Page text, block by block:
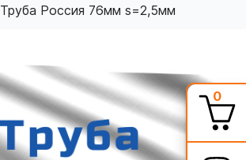
Труба Россия 76мм s=2,5мм
0